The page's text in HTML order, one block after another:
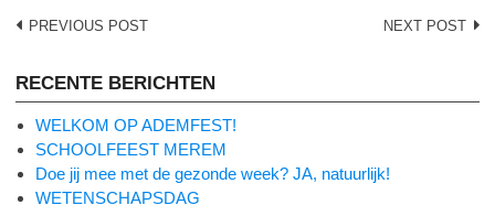
Post
PREVIOUS POST NEXT POST
RECENTE BERICHTEN
WELKOM OP ADEMFEST!
SCHOOLFEEST MEREM
Doe jij mee met de gezonde week? JA, natuurlijk!
WETENSCHAPSDAG